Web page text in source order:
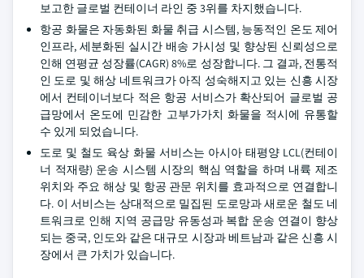
보고한 글로벌 컨테이너 라인 중 3위를 차지했습니다.
항공 화물은 자동화된 화물 취급 시스템, 능동적인 온도 제어
인프라, 세분화된 실시간 배송 가시성 및 향상된 신뢰성으로
인해 연평균 성장률(CAGR) 8%로 성장합니다. 그 결과, 전통적
인 도로 및 해상 네트워크가 아직 성숙해지고 있는 신흥 시장
에서 컨테이너보다 적은 항공 서비스가 확산되어 글로벌 공
급망에서 온도에 민감한 고부가가치 화물을 적시에 유통할
수 있게 되었습니다.
도로 및 철도 육상 화물 서비스는 아시아 태평양 LCL(컨테이
너 적재량) 운송 시스템 시장의 핵심 역할을 하며 내륙 제조
위치와 주요 해상 및 항공 관문 위치를 효과적으로 연결합니
다. 이 서비스는 상대적으로 밀집된 도로망과 새로운 철도 네
트워크로 인해 지역 공급망 유동성과 복합 운송 연결이 향상
되는 중국, 인도와 같은 대규모 시장과 베트남과 같은 신흥 시
장에서 큰 가치가 있습니다.